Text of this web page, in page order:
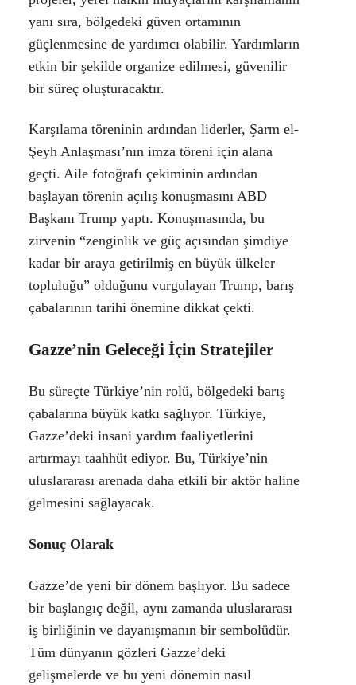
yanı sıra, bölgedeki güven ortamının
güçlenmesine de yardımcı olabilir. Yardımların
etkin bir şekilde organize edilmesi, güvenilir
bir süreç oluşturacaktır.
Karşılama töreninin ardından liderler, Şarm el-
Şeyh Anlaşması’nın imza töreni için alana
geçti. Aile fotoğrafı çekiminin ardından
başlayan törenin açılış konuşmasını ABD
Başkanı Trump yaptı. Konuşmasında, bu
zirvenin “zenginlik ve güç açısından şimdiye
kadar bir araya getirilmiş en büyük ülkeler
topluluğu” olduğunu vurgulayan Trump, barış
çabalarının tarihi önemine dikkat çekti.
Gazze’nin Geleceği İçin Stratejiler
Bu süreçte Türkiye’nin rolü, bölgedeki barış
çabalarına büyük katkı sağlıyor. Türkiye,
Gazze’deki insani yardım faaliyetlerini
artırmayı taahhüt ediyor. Bu, Türkiye’nin
uluslararası arenada daha etkili bir aktör haline
gelmesini sağlayacak.
Sonuç Olarak
Gazze’de yeni bir dönem başlıyor. Bu sadece
bir başlangıç değil, aynı zamanda uluslararası
iş birliğinin ve dayanışmanın bir sembolüdür.
Tüm dünyanın gözleri Gazze’deki
gelişmelerde ve bu yeni dönemin nasıl